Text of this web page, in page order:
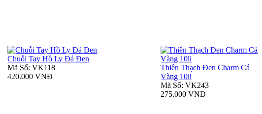
Chuỗi Tay Hồ Ly Đá Đen
Mã Số: VK118
420.000 VNĐ
Thiên Thạch Đen Charm Cá
Vàng 10li
Mã Số: VK243
275.000 VNĐ